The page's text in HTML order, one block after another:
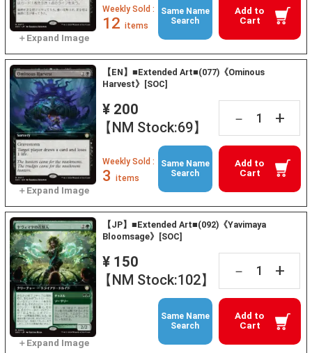
Add to
Cart
Weekly Sold :
12 items
Same Name
Search
【EN】■Extended Art■(077)《Ominous
Harvest》[SOC]
¥ 200
【NM Stock:69】
－ +
Add to
Cart
Weekly Sold :
3 items
Same Name
Search
【JP】■Extended Art■(092)《Yavimaya
Bloomsage》[SOC]
¥ 150
【NM Stock:102】
－ +
Add to
Cart
Same Name
Search